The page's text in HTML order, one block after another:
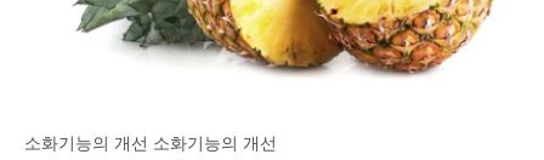
소화기능의 개선 소화기능의 개선